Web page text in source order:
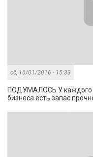
сб, 16/01/2016 - 15:33
ПОДУМАЛОСЬ У каждого
бизнеса есть запас